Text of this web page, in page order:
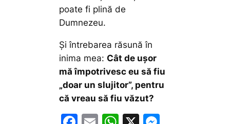
poate fi plină de
Dumnezeu.
Și întrebarea răsună în
inima mea:Cât de ușor
mă împotrivesc eu să fiu
„doar un slujitor”, pentru
că vreau să fiu văzut?